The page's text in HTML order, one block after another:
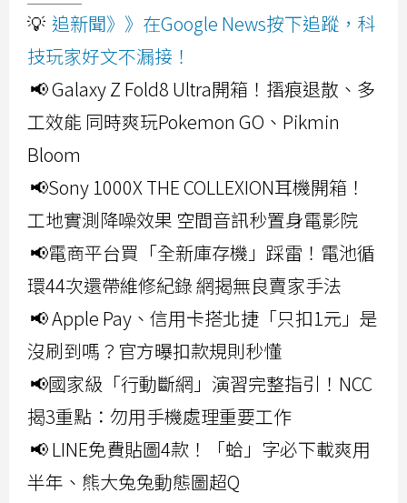
💡 追新聞》》在Google News按下追蹤，科
技玩家好文不漏接！
📢 Galaxy Z Fold8 Ultra開箱！摺痕退散、多
工效能 同時爽玩Pokemon GO、Pikmin
Bloom
📢Sony 1000X THE COLLEXION耳機開箱！
工地實測降噪效果 空間音訊秒置身電影院
📢電商平台買「全新庫存機」踩雷！電池循
環44次還帶維修紀錄 網揭無良賣家手法
📢 Apple Pay、信用卡搭北捷「只扣1元」是
沒刷到嗎？官方曝扣款規則秒懂
📢國家級「行動斷網」演習完整指引！NCC
揭3重點：勿用手機處理重要工作
📢 LINE免費貼圖4款！「蛤」字必下載爽用
半年、熊大兔兔動態圖超Q